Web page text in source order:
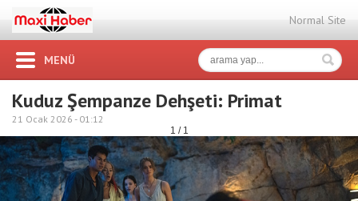
Normal Site
MENÜ
Kuduz Şempanze Dehşeti: Primat
21 Ocak 2026 - 01:12
1 / 1